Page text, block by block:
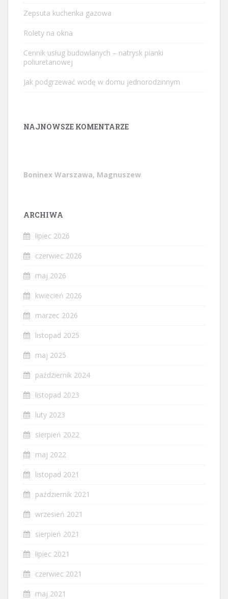
Zepsuta kuchenka gazowa
Rolety na okna
Cennik usług budowlanych – natrysk pianki
poliuretanowej
Jak podgrzewać wodę w domu jednorodzinnym
NAJNOWSZE KOMENTARZE
Boninex Warszawa, Magnuszew
ARCHIWA
lipiec 2026
czerwiec 2026
maj 2026
kwiecień 2026
marzec 2026
listopad 2025
maj 2025
październik 2024
listopad 2023
luty 2023
sierpień 2022
maj 2022
listopad 2021
październik 2021
wrzesień 2021
sierpień 2021
lipiec 2021
czerwiec 2021
maj 2021